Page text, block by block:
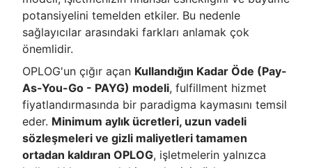
potansiyelini temelden etkiler. Bu nedenle
sağlayıcılar arasındaki farkları anlamak çok
önemlidir.
OPLOG'un çığır açan Kullandığın Kadar Öde (Pay-
As-You-Go - PAYG) modeli, fulfillment hizmet
fiyatlandırmasında bir paradigma kaymasını temsil
eder. Minimum aylık ücretleri, uzun vadeli
sözleşmeleri ve gizli maliyetleri tamamen
ortadan kaldıran OPLOG, işletmelerin yalnızca